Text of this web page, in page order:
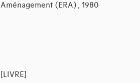
Aménagement (ERA) , 1980
[LIVRE]